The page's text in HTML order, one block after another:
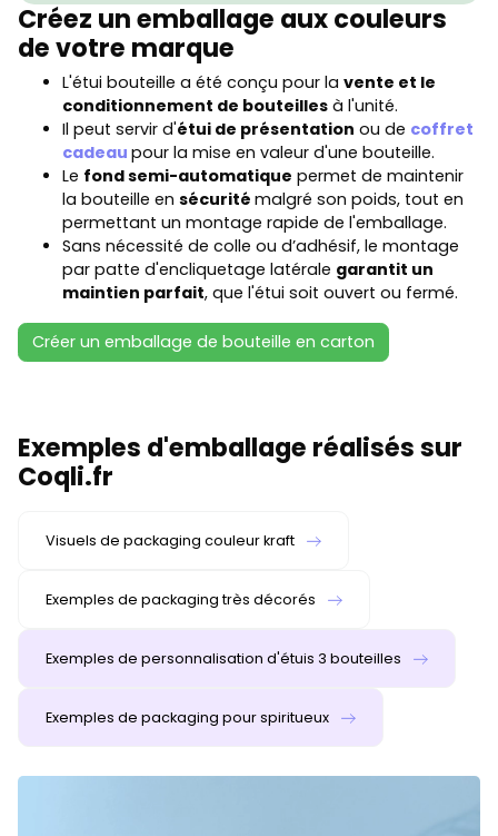
Créez un emballage aux couleurs
de votre marque
L'étui bouteille a été conçu pour la vente et le
conditionnement de bouteilles à l'unité.
Il peut servir d'étui de présentation ou de coffret
cadeau pour la mise en valeur d'une bouteille.
Le fond semi-automatique permet de maintenir
la bouteille en sécurité malgré son poids, tout en
permettant un montage rapide de l'emballage.
Sans nécessité de colle ou d’adhésif, le montage
par patte d'encliquetage latérale garantit un
maintien parfait, que l'étui soit ouvert ou fermé.
Créer un emballage de bouteille en carton
Exemples d'emballage réalisés sur
Coqli.fr
Visuels de packaging couleur kraft
Exemples de packaging très décorés
Exemples de personnalisation d'étuis 3 bouteilles
Exemples de packaging pour spiritueux